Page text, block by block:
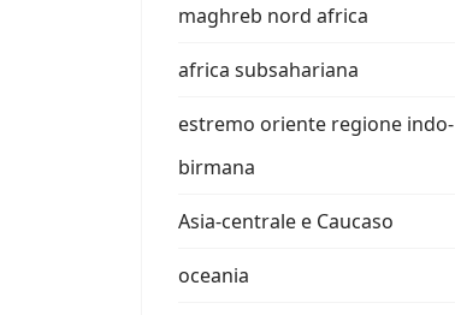
maghreb nord africa
africa subsahariana
estremo oriente regione indo-
birmana
Asia-centrale e Caucaso
oceania